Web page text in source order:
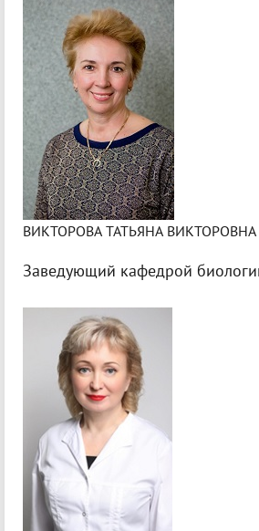
ВИКТОРОВА ТАТЬЯНА ВИКТОРОВНА
Заведующий кафедрой